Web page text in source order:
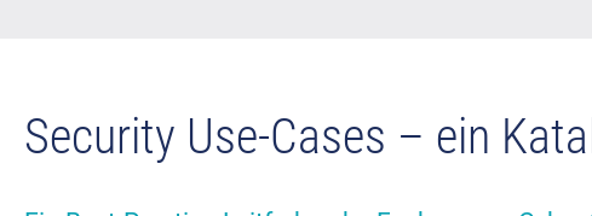
Security Use-Cases – ein